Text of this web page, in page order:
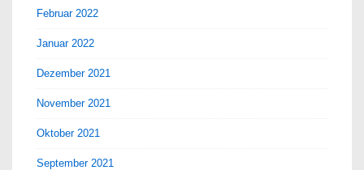
Februar 2022
Januar 2022
Dezember 2021
November 2021
Oktober 2021
September 2021